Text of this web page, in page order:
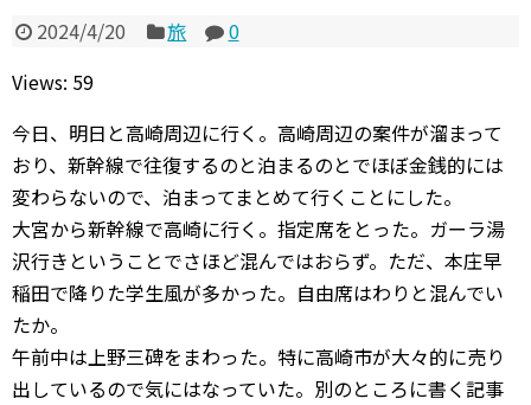
2024/4/20 旅
0
Views: 59
今日、明日と高崎周辺に行く。高崎周辺の案件が溜まって
おり、新幹線で往復するのと泊まるのとでほぼ金銭的には
変わらないので、泊まってまとめて行くことにした。
大宮から新幹線で高崎に行く。指定席をとった。ガーラ湯
沢行きということでさほど混んではおらず。ただ、本庄早
稲田で降りた学生風が多かった。自由席はわりと混んでい
たか。
午前中は上野三碑をまわった。特に高崎市が大々的に売り
出しているので気にはなっていた。別のところに書く記事